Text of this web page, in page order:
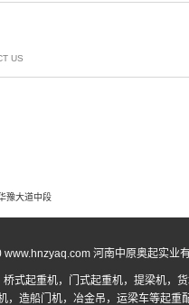
US
豫大道中段
河南中原奥起实业
桥式起重机， 门式起重机，提梁机，
，造船门机，冶金吊，运梁车等起重